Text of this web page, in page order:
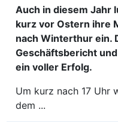
Auch in diesem Jahr
kurz vor Ostern ihre
nach Winterthur ein.
Geschäftsbericht
ein voller Erfolg.
Um kurz nach 17 Uhr
dem ...